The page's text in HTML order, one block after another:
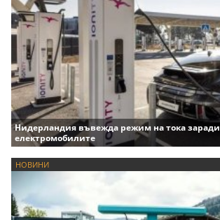
Нидерландия въвежда режим на тока заради
електромобилите
НОВИНИ